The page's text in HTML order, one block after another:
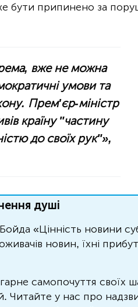
бути припинено за
вже не можна
умови та
Прем'єр-міністр
країну "частину
до своїх рук"»,
душі
«Цінність новини
новин, їхні
самопочуття своїх
у нас про